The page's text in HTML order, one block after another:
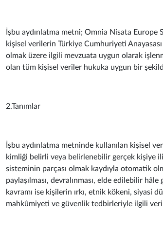
İşbu aydınlatma metni; Omnia Nisata
kişisel verilerin Türkiye Cumhuriyeti
olmak üzere ilgili mevzuata uygun olarak
olan tüm kişisel veriler hukuka uygun bir
2.Tanımlar
İşbu aydınlatma metninde kullanılan kişisel
kimliği belirli veya belirlenebilir gerçek kişiye
sisteminin parçası olmak kaydıyla otomatik
paylaşılması, devralınması, elde edilebilir
kavramı ise kişilerin ırkı, etnik kökeni, siyasi
mahkûmiyeti ve güvenlik tedbirleriyle ilgili